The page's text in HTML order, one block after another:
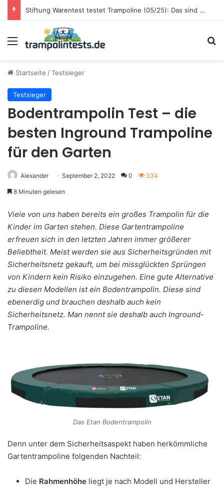
LIDL CRIVIT Gartentrampolin 400 cm im Test: Preis-Leistungs-Sieger für Familien
Menü
Startseite /Testsieger
Testsieger
Bodentrampolin Test – die
besten Inground Trampoline
für den Garten
Alexander September 2, 2022 0 334
8 Minuten gelesen
Viele von uns haben bereits ein großes Trampolin für die
Kinder im Garten stehen. Diese Gartentrampoline
erfreuen sich in den letzten Jahren immer größerer
Beliebtheit. Meist werden sie aus Sicherheitsgründen mit
Sicherheitsnetz gekauft, um bei missglückten Sprüngen
von Kindern kein Risiko einzugehen. Eine gute Alternative
zu diesen Modellen ist ein Bodentrampolin. Diese sind
ebenerdig und brauchen deshalb auch kein
Sicherheitsnetz. Man nennt sie deshalb auch Inground-
Trampoline.
Das Etan Bodentrampolin
Denn unter dem Sicherheitsaspekt haben herkömmliche
Gartentrampoline folgenden Nachteil:
Die Rahmenhöhe liegt je nach Modell und Hersteller